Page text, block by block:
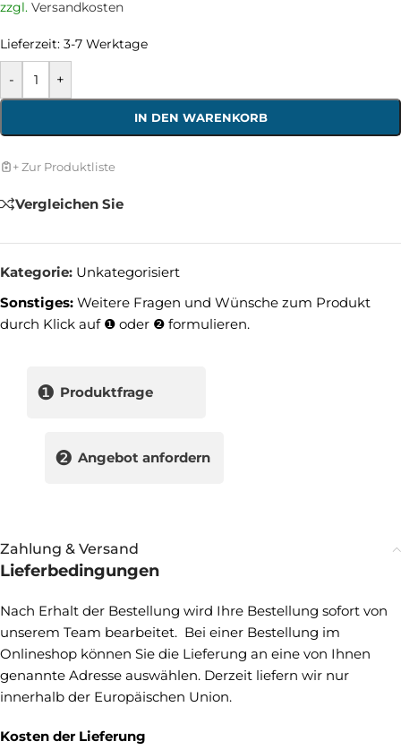
zzgl. Versandkosten
Lieferzeit: 3-7 Werktage
- +
IN DEN WARENKORB
+ Zur Produktliste
Vergleichen Sie
Kategorie: Unkategorisiert
Sonstiges: Weitere Fragen und Wünsche zum Produkt
durch Klick auf ❶ oder ❷ formulieren.
❶ Produktfrage
❷ Angebot anfordern
Zahlung & Versand
Lieferbedingungen
Nach Erhalt der Bestellung wird Ihre Bestellung sofort von
unserem Team bearbeitet. Bei einer Bestellung im
Onlineshop können Sie die Lieferung an eine von Ihnen
genannte Adresse auswählen. Derzeit liefern wir nur
innerhalb der Europäischen Union.
Kosten der Lieferung